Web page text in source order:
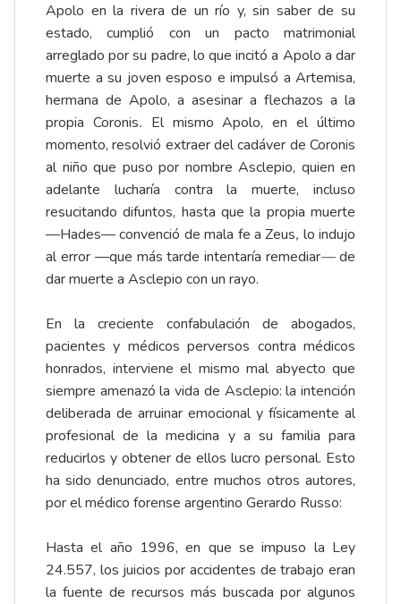
Apolo en la rivera de un río y, sin saber de su
estado, cumplió con un pacto matrimonial
arreglado por su padre, lo que incitó a Apolo a dar
muerte a su joven esposo e impulsó a Artemisa,
hermana de Apolo, a asesinar a flechazos a la
propia Coronis. El mismo Apolo, en el último
momento, resolvió extraer del cadáver de Coronis
al niño que puso por nombre Asclepio, quien en
adelante lucharía contra la muerte, incluso
resucitando difuntos, hasta que la propia muerte
—Hades— convenció de mala fe a Zeus, lo indujo
al error —que más tarde intentaría remediar—de
dar muerte a Asclepio con un rayo.
En la creciente confabulación de abogados,
pacientes y médicos perversos contra médicos
honrados, interviene el mismo mal abyecto que
siempre amenazó la vida de Asclepio: la intención
deliberada de arruinar emocional y físicamente al
profesional de la medicina y a su familia para
reducirlos y obtener de ellos lucro personal. Esto
ha sido denunciado, entre muchos otros autores,
por el médico forense argentino Gerardo Russo:
Hasta el año 1996, en que se impuso la Ley
24.557, los juicios por accidentes de trabajo eran
la fuente de recursos más buscada por algunos